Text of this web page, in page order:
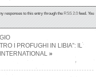
responses to this entry through theRSS 2.0feed. You
I PROFUGHI IN LIBIA”: IL
»